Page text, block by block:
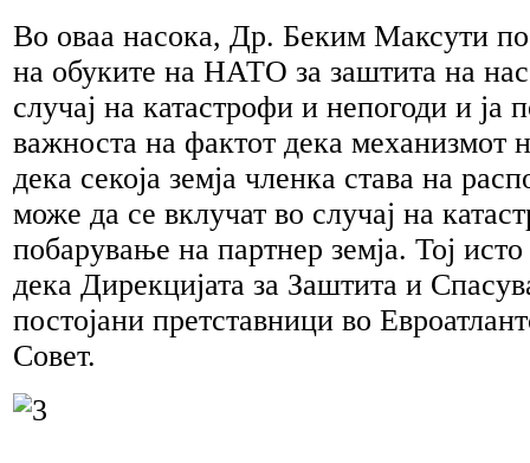
Во оваа насока, Др. Беким Максути
на обуките на НАТО за заштита на
случај на катастрофи и непогоди и ја
важноста на фактот дека
дека секоја земја членка става на
може да се вклучат во случај на
побарување на партнер земја. Тој
дека Дирекцијата за Заштита и
постојани претставници во
Совет.